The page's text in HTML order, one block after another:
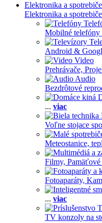
Elektronika a spotrebiče
Elektronika a spotrebiče
Mobilné
Android &
Video
Prehrávače,
Audio
Bezdrôtové
... viac
Voľne stojace
Meteostanice,
Filmy, Pamäťové
Fotoaparáty,
... viac
TV konzoly na